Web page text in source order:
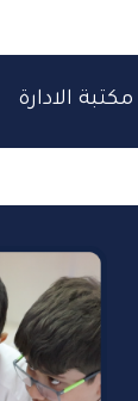
مكتبة الادارة